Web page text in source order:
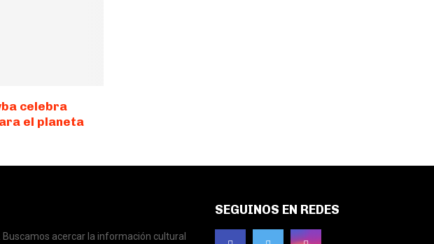
celebra
el planeta
acercar la información cultural
SEGUINOS EN REDES